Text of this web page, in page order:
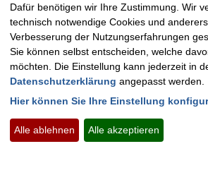
49143 Bissendorf
Tel: 05402 404-0
Fax: 05402 404-133
info@bissendorf.de
Montag - Freitag:
09.00 Uhr -
Montags zusätzlich:
15.00 Uhr -
Dafür benötigen wir Ihre Zustimmung. Wir
technisch notwendige Cookies und
Verbesserung der Nutzungserfahrungen
Sie können selbst entscheiden, welche
möchten. Die Einstellung kann jederzeit in
Datenschutzerklärung angepasst werden.
Hier können Sie Ihre Einstellung
Alle ablehnen Alle akzeptieren